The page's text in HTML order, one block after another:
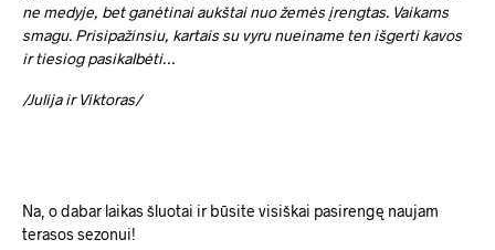
ne medyje, bet ganėtinai aukštai nuo žemės įrengtas. Vaikams
smagu. Prisipažinsiu, kartais su vyru nueiname ten išgerti kavos
ir tiesiog pasikalbėti…
/Julija ir Viktoras/
Na, o dabar laikas šluotai ir būsite visiškai pasirengę naujam
terasos sezonui!